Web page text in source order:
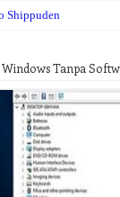
Shippuden
Tanpa